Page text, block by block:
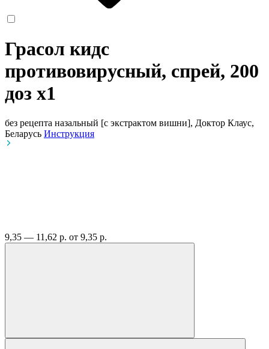
Грасол кидс
противовирусный, спрей, 200
доз x1
без рецепта назальный [с экстрактом вишни], Доктор Клаус,
Беларусь Инструкция
9,35 — 11,62 р. от 9,35 р.